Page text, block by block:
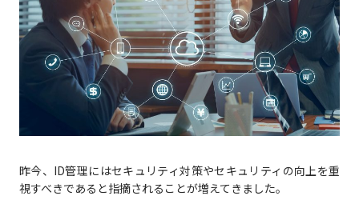
昨今、ID管理にはセキュリティ対策やセキュリティの向上を重
視すべきであると指摘されることが増えてきました。